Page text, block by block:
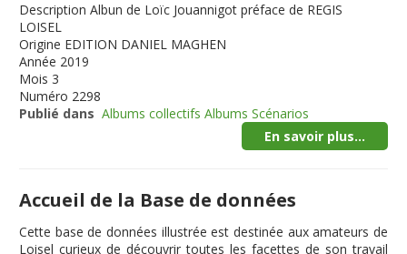
Description Albun de Loïc Jouannigot préface de REGIS
LOISEL
Origine EDITION DANIEL MAGHEN
Année 2019
Mois 3
Numéro 2298
Publié dans Albums collectifs Albums Scénarios
En savoir plus...
Accueil de la Base de données
Cette base de données illustréeest destinée aux amateurs de
Loisel curieux de découvrir toutes les facettes de son travail